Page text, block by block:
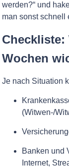
werden?“ und
man sonst schnell
Checkliste:
Wochen
Je nach Situation
(Witwen-/
Banken und
Internet,